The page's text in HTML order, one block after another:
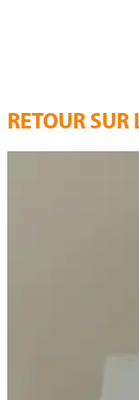
RETOUR SUR